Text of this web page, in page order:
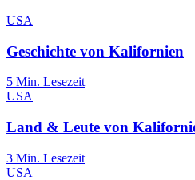
USA
Geschichte von Kalifornien
5 Min. Lesezeit
USA
Land & Leute von
3 Min. Lesezeit
USA